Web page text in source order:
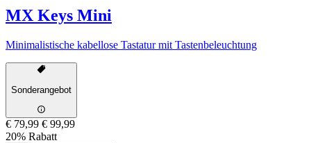
MX Keys Mini
Minimalistische kabellose Tastatur mit Tastenbeleuchtung
Sonderangebot
€ 79,99 € 99,99
20% Rabatt